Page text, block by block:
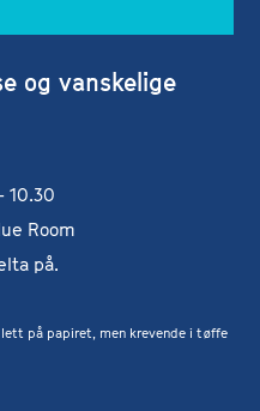
og vanskelige
10.30
Room
på.
på papiret, men krevende i tøffe